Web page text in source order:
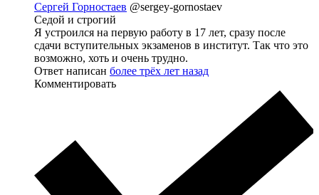
Сергей Горностаев @sergey-gornostaev
Седой и строгий
Я устроился на первую работу в 17 лет, сразу после
сдачи вступительных экзаменов в институт. Так что это
возможно, хоть и очень трудно.
Ответ написан более трёх лет назад
Комментировать